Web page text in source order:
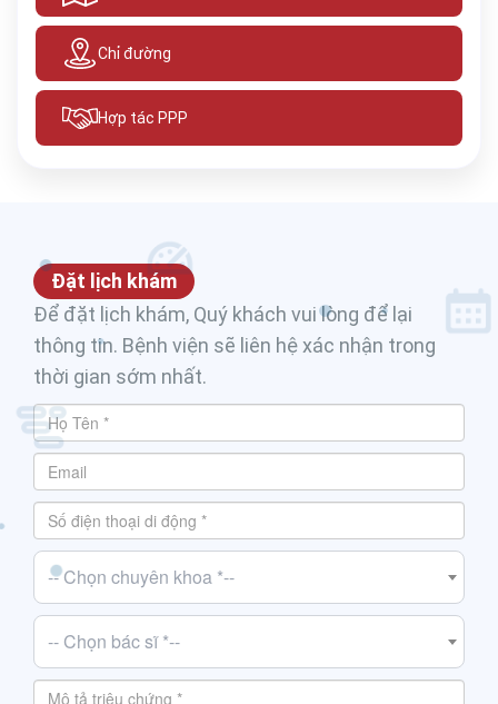
Chỉ đường
Hợp tác PPP
Đặt lịch khám
Để đặt lịch khám, Quý khách vui lòng để lại
thông tin. Bệnh viện sẽ liên hệ xác nhận trong
thời gian sớm nhất.
-- Chọn chuyên khoa *--
-- Chọn bác sĩ *--